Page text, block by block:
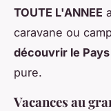
TOUTE L'ANNEE
caravane ou
découvrir le Pays
pure.
Vacances au